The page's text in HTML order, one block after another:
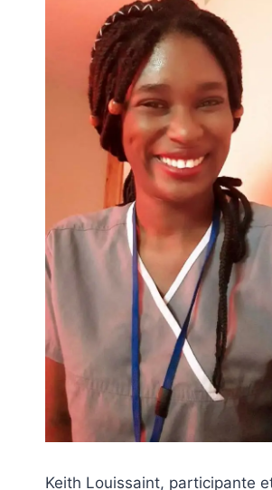
Keith Louissaint, participante